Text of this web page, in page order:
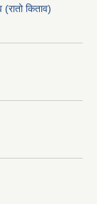
किताव)